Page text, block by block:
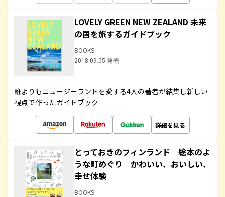
LOVELY GREEN NEW ZEALAND 未来
の国を旅するガイドブック
BOOKS
2018.09.05 発売
誰よりもニュージーランドを愛する4人の著者が結集し新しい
視点で作ったガイドブック
詳細を見る
とっておきのフィンランド 絵本のよ
うな町めぐり かわいい、おいしい、
幸せ体験
BOOKS